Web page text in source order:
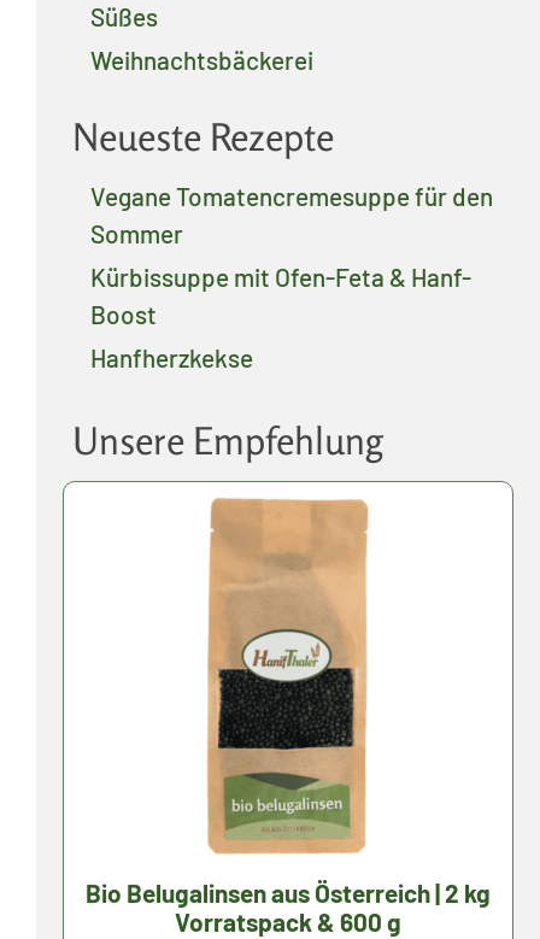
Süßes
Weihnachtsbäckerei
Neueste Rezepte
Vegane Tomatencremesuppe für den
Sommer
Kürbissuppe mit Ofen-Feta & Hanf-
Boost
Hanfherzkekse
Unsere Empfehlung
Bio Belugalinsen aus Österreich | 2 kg
Vorratspack & 600 g